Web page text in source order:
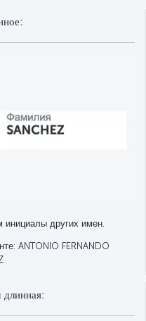
инициалы других имен.
ANTONIO FERNANDO